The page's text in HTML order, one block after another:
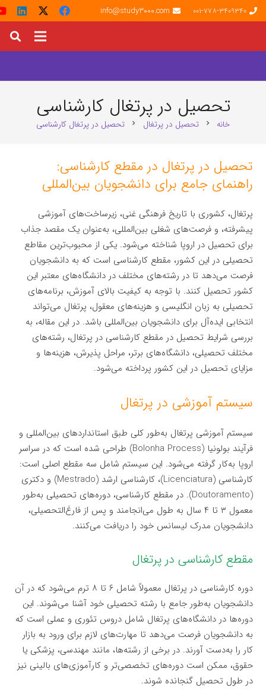
001-778-3409340
info@study3000.com
تحصیل در پرتغال کارشناسی
خانه chevron_right تحصیل در پرتغال chevron_right تحصیل در پرتغال کارشناسی
تحصیل در پرتغال در مقطع کارشناسی:
راهنمای جامع برای دانشجویان بین‌المللی
پرتغال، کشوری با تاریخ فرهنگی غنی، زیرساخت‌های آموزشی
پیشرفته، و فرصت‌های شغلی بین‌المللی، به‌عنوان یک مقصد جذاب
برای تحصیل در اروپا شناخته می‌شود. یکی از محبوب‌ترین مقاطع
تحصیلی در این کشور، مقطع کارشناسی است که به دانشجویان
فرصت می‌دهد تا در رشته‌های مختلف در دانشگاه‌های معتبر این
کشور تحصیل کنند. با توجه به کیفیت بالای آموزش، برنامه‌های
تحصیلی به زبان انگلیسی و هزینه‌های معقول، پرتغال می‌تواند
انتخابی ایده‌آل برای دانشجویان بین‌المللی باشد. در این مقاله، به
بررسی شرایط تحصیل در مقطع کارشناسی در پرتغال، رشته‌های
مختلف تحصیلی، دانشگاه‌های برتر، مراحل پذیرش، هزینه‌ها و
مزایای تحصیل در این کشور پرداخته می‌شود.
سیستم آموزشی در پرتغال
سیستم آموزشی پرتغال به‌طور کلی طبق استانداردهای بین‌المللی و
فرآیند بولونیا (Bolonha Process) طراحی شده است که در سراسر
اروپا به‌کار گرفته می‌شود. این سیستم شامل سه مقطع اصلی است:
کارشناسی (Licenciatura)، کارشناسی ارشد (Mestrado) و دکتری
(Doutoramento). در مقطع کارشناسی، دوره‌های تحصیلی به‌طور
معمول ۳ تا ۴ سال به طول می‌انجامند و پس از فارغ‌التحصیلی،
دانشجویان مدرک لیسانس خود را دریافت می‌کنند.
مقطع کارشناسی در پرتغال
دوره کارشناسی در پرتغال معمولاً شامل ۶ تا ۸ ترم می‌شود که در آن
دانشجویان به‌طور جامع با رشته تحصیلی خود آشنا می‌شوند. این
دوره‌ها در دانشگاه‌های پرتغال شامل دروس تئوری و عملی است که
به دانشجویان فرصت می‌دهد تا مهارت‌های لازم برای ورود به بازار
کار را به‌دست آورند. در برخی از رشته‌ها، مانند مهندسی، پزشکی یا
حقوق، ممکن است دوره‌های تخصصی‌تر و کارآموزی‌های بالینی نیز
در طول تحصیل گنجانده شوند.